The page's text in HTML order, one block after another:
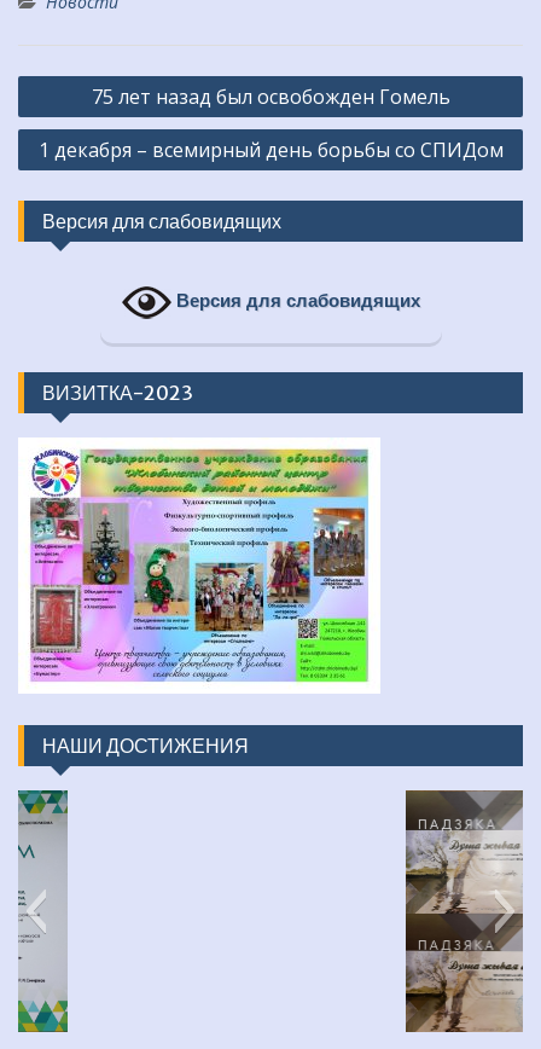
Навигация
по
записям
75 лет назад был освобожден Гомель
1 декабря – всемирный день борьбы со СПИДом
Версия для слабовидящих
Версия для слабовидящих
ВИЗИТКА-2023
НАШИ ДОСТИЖЕНИЯ